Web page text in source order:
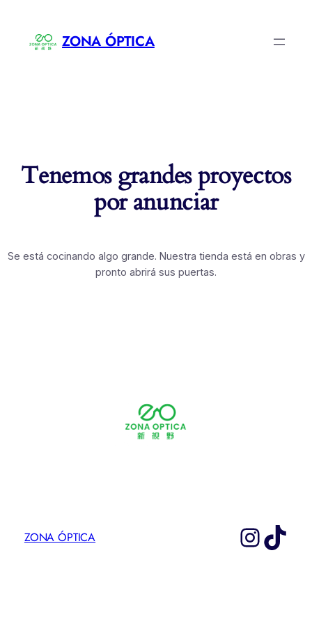
ZONA ÓPTICA
Tenemos grandes proyectos
por anunciar
Se está cocinando algo grande. Nuestra tienda está en obras y
pronto abrirá sus puertas.
ZONA ÓPTICA